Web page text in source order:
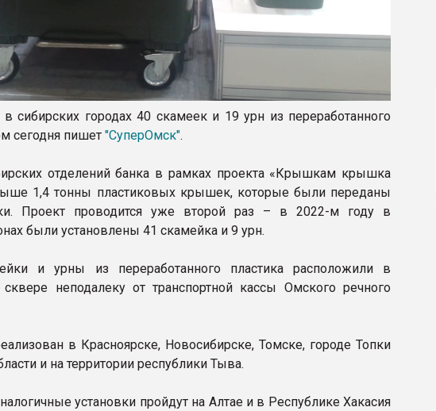
в сибирских городах 40 скамеек и 19 урн из переработанного
сегодня пишет "СуперОмск".
отделений банка в рамках проекта «Крышкам крышка
1,4 тонны пластиковых крышек, которые были переданы
Проект проводится уже второй раз – в 2022-м году в
были установлены 41 скамейка и 9 урн.
и урны из переработанного пластика расположили в
сквере неподалеку от транспортной кассы Омского речного
в Красноярске, Новосибирске, Томске, городе Топки
и на территории республики Тыва.
установки пройдут на Алтае и в Республике Хакасия